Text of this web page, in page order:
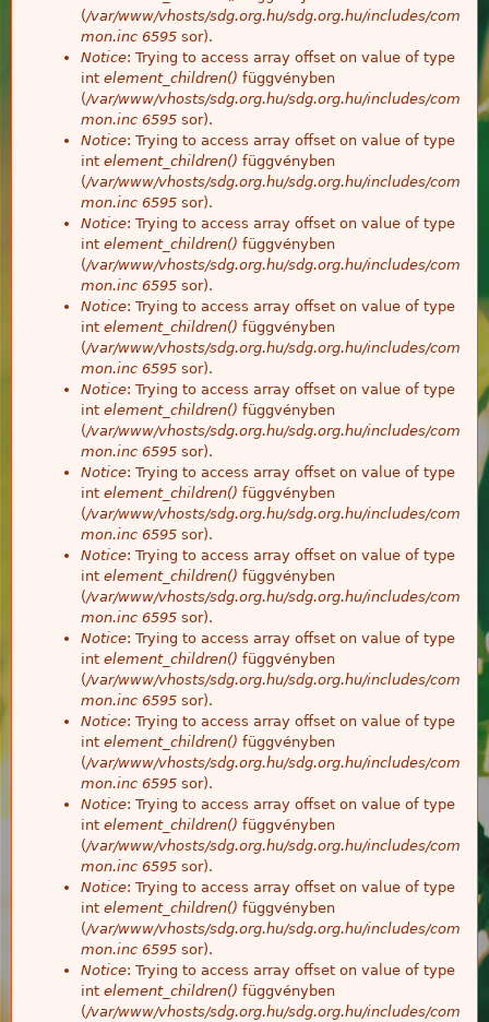
(/var/www/vhosts/sdg.org.hu/sdg.org.hu/includes/com
mon.inc 6595 sor).
Notice: Trying to access array offset on value of type
int element_children() függvényben
(/var/www/vhosts/sdg.org.hu/sdg.org.hu/includes/com
mon.inc 6595 sor).
Notice: Trying to access array offset on value of type
int element_children() függvényben
(/var/www/vhosts/sdg.org.hu/sdg.org.hu/includes/com
mon.inc 6595 sor).
Notice: Trying to access array offset on value of type
int element_children() függvényben
(/var/www/vhosts/sdg.org.hu/sdg.org.hu/includes/com
mon.inc 6595 sor).
Notice: Trying to access array offset on value of type
int element_children() függvényben
(/var/www/vhosts/sdg.org.hu/sdg.org.hu/includes/com
mon.inc 6595 sor).
Notice: Trying to access array offset on value of type
int element_children() függvényben
(/var/www/vhosts/sdg.org.hu/sdg.org.hu/includes/com
mon.inc 6595 sor).
Notice: Trying to access array offset on value of type
int element_children() függvényben
(/var/www/vhosts/sdg.org.hu/sdg.org.hu/includes/com
mon.inc 6595 sor).
Notice: Trying to access array offset on value of type
int element_children() függvényben
(/var/www/vhosts/sdg.org.hu/sdg.org.hu/includes/com
mon.inc 6595 sor).
Notice: Trying to access array offset on value of type
int element_children() függvényben
(/var/www/vhosts/sdg.org.hu/sdg.org.hu/includes/com
mon.inc 6595 sor).
Notice: Trying to access array offset on value of type
int element_children() függvényben
(/var/www/vhosts/sdg.org.hu/sdg.org.hu/includes/com
mon.inc 6595 sor).
Notice: Trying to access array offset on value of type
int element_children() függvényben
(/var/www/vhosts/sdg.org.hu/sdg.org.hu/includes/com
mon.inc 6595 sor).
Notice: Trying to access array offset on value of type
int element_children() függvényben
(/var/www/vhosts/sdg.org.hu/sdg.org.hu/includes/com
mon.inc 6595 sor).
Notice: Trying to access array offset on value of type
int element_children() függvényben
(/var/www/vhosts/sdg.org.hu/sdg.org.hu/includes/com